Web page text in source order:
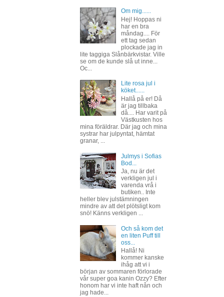
Om mig......
Hej! Hoppas ni
har en bra
måndag.... För
ett tag sedan
plockade jag in
lite taggiga Slånbärkvistar. Ville
se om de kunde slå ut inne...
Oc...
Lite rosa jul i
köket......
Hallå på er! Då
är jag tillbaka
då.... Har varit på
Västkusten hos
mina föräldrar. Där jag och mina
systrar har julpyntat, hämtat
granar, ...
Julmys i Sofias
Bod...
Ja, nu är det
verkligen jul i
varenda vrå i
butiken.. Inte
heller blev julstämningen
mindre av att det plötsligt kom
snö! Känns verkligen ...
Och så kom det
en liten Puff till
oss...
Hallå! Ni
kommer kanske
ihåg att vi i
början av sommaren förlorade
vår super goa kanin Ozzy? Efter
honom har vi inte haft nån och
jag hade...